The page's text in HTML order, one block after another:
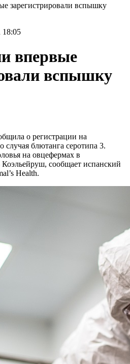
зарегистрировали вспышку
18:05
впервые
вспышку
о регистрации на
случая блютанга серотипа 3.
на овцефермах в
сообщает испанский
Health.